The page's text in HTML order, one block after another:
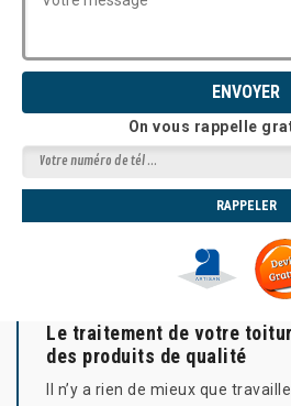
On vous rappelle
Le traitement de votre
des produits de qualité
Il n’y a rien de mieux que